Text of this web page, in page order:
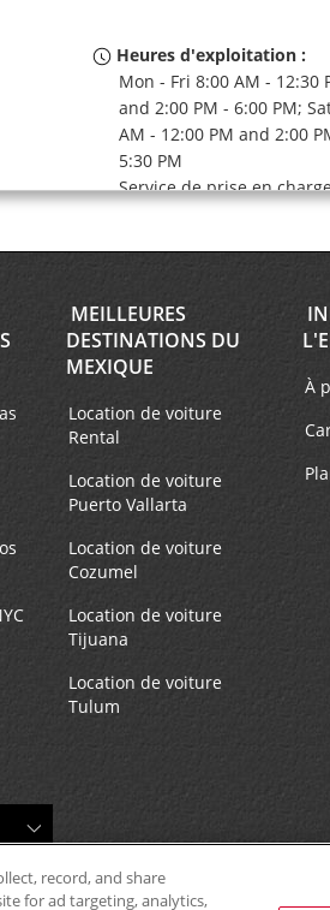
Heures d'exploitation :
Mon - Fri 8:00 AM - 12:30
and 2:00 PM - 6:00 PM;
AM - 12:00 PM and 2:00
5:30 PM
Service de prise en
MEILLEURES
DESTINATIONS DU
MEXIQUE
Location de voiture
Rental
Location de voiture
Puerto Vallarta
Location de voiture
Cozumel
Location de voiture
Tijuana
Location de voiture
Tulum
À
record, and share
for ad targeting, analytics,